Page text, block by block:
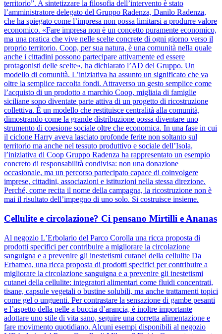
territorio”. A sintetizzare la filosofia dell’intervento è stato
l’amministratore delegato del Gruppo Radenza, Danilo Radenza,
che ha spiegato come l’impresa non possa limitarsi a produrre valore
economico. «Fare impresa non è un concetto puramente economico,
ma una pratica che vive nelle scelte concrete di ogni giorno verso il
proprio territorio. Coop, per sua natura, è una comunità nella quale
anche i cittadini possono partecipare attivamente ed essere
protagonisti delle scelte», ha dichiarato l’AD del Gruppo. Un
modello di comunità. L’iniziativa ha assunto un significato che va
oltre la semplice raccolta fondi. Attraverso un gesto semplice come
l’acquisto di un prodotto a marchio Coop, migliaia di famiglie
siciliane sono diventate parte attiva di un progetto di ricostruzione
collettiva. È un modello che restituisce centralità alla comunità,
dimostrando come la grande distribuzione possa diventare uno
strumento di coesione sociale oltre che economica. In una fase in cui
il ciclone Harry aveva lasciato profonde ferite non soltanto sul
territorio ma anche nel tessuto produttivo e sociale dell’Isola,
l’iniziativa di Coop Gruppo Radenza ha rappresentato un esempio
concreto di responsabilità condivisa: non una donazione
occasionale, ma un percorso partecipato capace di coinvolgere
imprese, cittadini, associazioni e istituzioni nella stessa direzione.
Perché, come recita il nome della campagna, la ricostruzione non è
mai il risultato dell’impegno di uno solo. Si costruisce insieme.
Cellulite e circolazione? Ci pensano Mirtilli e Ananas
Al negozio L’Erbolario del Parco Corolla una ricca proposta di
prodotti specifici per contribuire a migliorare la circolazione
sanguigna e a prevenire gli inestetismi cutanei della cellulite Da
Erbamea, una ricca proposta di prodotti specifici per contribuire a
migliorare la circolazione sanguigna e a prevenire gli inestetismi
cutanei della cellulite: integratori alimentari come fluidi concentrati,
tisane, capsule vegetali o bustine solubili, ma anche trattamenti topici
come gel o unguenti. Per contrastare la sensazione di gambe pesanti
e l’aspetto della pelle a buccia d’arancia, è inoltre importante
adottare uno stile di vita sano, seguire una corretta alimentazione e
fare movimento quotidiano. Alcuni esempi disponibili al negozio